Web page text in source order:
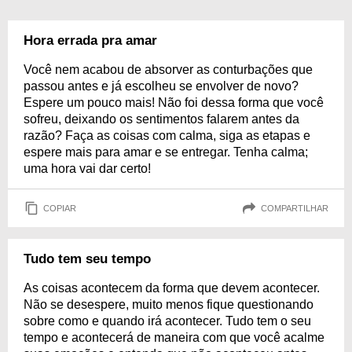
Hora errada pra amar
Você nem acabou de absorver as conturbações que
passou antes e já escolheu se envolver de novo?
Espere um pouco mais! Não foi dessa forma que você
sofreu, deixando os sentimentos falarem antes da
razão? Faça as coisas com calma, siga as etapas e
espere mais para amar e se entregar. Tenha calma;
uma hora vai dar certo!
COPIAR COMPARTILHAR
Tudo tem seu tempo
As coisas acontecem da forma que devem acontecer.
Não se desespere, muito menos fique questionando
sobre como e quando irá acontecer. Tudo tem o seu
tempo e acontecerá de maneira com que você acalme